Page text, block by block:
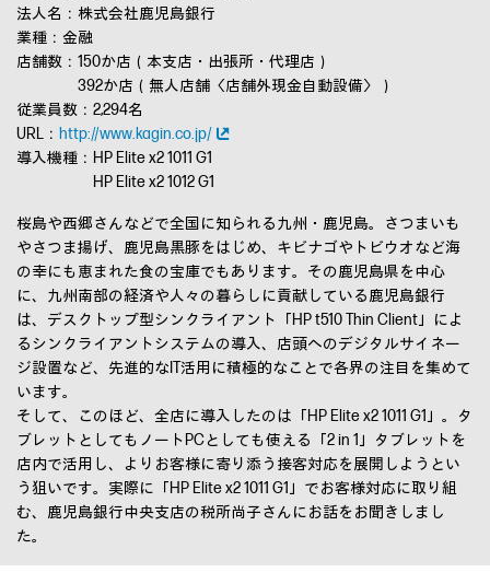
法人名：株式会社鹿児島銀行
業種：金融
店舗数：150か店（本支店・出張所・代理店）
392か店（無人店舗〈店舗外現金自動設備〉）
従業員数：2,294名
URL： http://www.kagin.co.jp/
導入機種：HP Elite x2 1011 G1
HP Elite x2 1012 G1
桜島や西郷さんなどで全国に知られる九州・鹿児島。さつまいも
やさつま揚げ、鹿児島黒豚をはじめ、キビナゴやトビウオなど海
の幸にも恵まれた食の宝庫でもあります。その鹿児島県を中心
に、九州南部の経済や人々の暮らしに貢献している鹿児島銀行
は、デスクトップ型シンクライアント「HP t510 Thin Client」によ
るシンクライアントシステムの導入、店頭へのデジタルサイネー
ジ設置など、先進的なIT活用に積極的なことで各界の注目を集めて
います。
そして、このほど、全店に導入したのは「HP Elite x2 1011 G1」。タ
ブレットとしてもノートPCとしても使える「2 in 1」タブレットを
店内で活用し、よりお客様に寄り添う接客対応を展開しようとい
う狙いです。実際に「HP Elite x2 1011 G1」でお客様対応に取り組
む、鹿児島銀行中央支店の税所尚子さんにお話をお聞きしまし
た。